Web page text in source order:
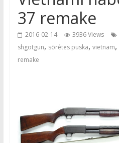
37 remake
2016-02-14 3936 Views
shgotgun, sörétes puska, vietnam,
remake